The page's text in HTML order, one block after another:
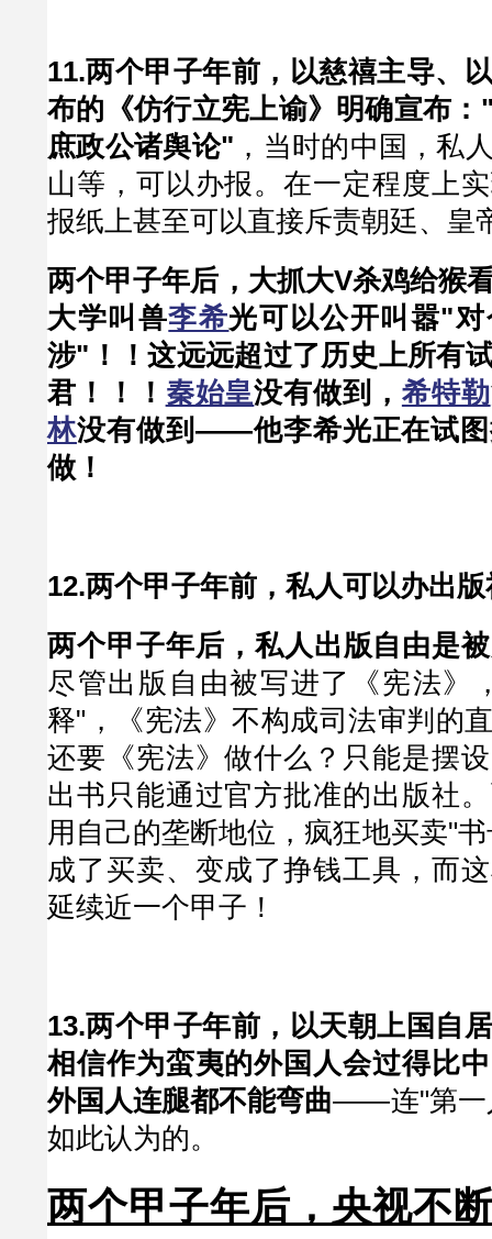
11.两个甲子年前，以慈禧主导、
布的《仿行立宪上谕》明确宣布
庶政公诸舆论" ，当时的中国，私
山等，可以办报。在一定程度上
报纸上甚至可以直接斥责朝廷、皇
两个甲子年后，大抓大V杀鸡给猴
大学叫兽李希光可以公开叫嚣"
涉"！！这远远超过了历史上所有
君！！！ 秦始皇没有做到， 希特勒
林没有做到——他李希光正在试图
做！
12.两个甲子年前，私人可以办出版
两个甲子年后，私人出版自由是
尽管出版自由被写进了《宪法》
释"，《宪法》不构成司法审判的
还要《宪法》做什么？只能是摆
出书只能通过官方批准的出版社
用自己的垄断地位，疯狂地买卖"
成了买卖、变成了挣钱工具，而
延续近一个甲子！
13.两个甲子年前，以天朝上国自
相信作为蛮夷的外国人会过得比
外国人连腿都不能弯曲——连"第一
如此认为的。
两个甲子年后，央视不